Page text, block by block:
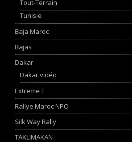
Tout-Terrain
Tunisie
Baja Maroc
Bajas
Dakar
Dakar vidéo
Extreme E
Rallye Maroc NPO
Silk Way Rally
TAKLIMAKAN